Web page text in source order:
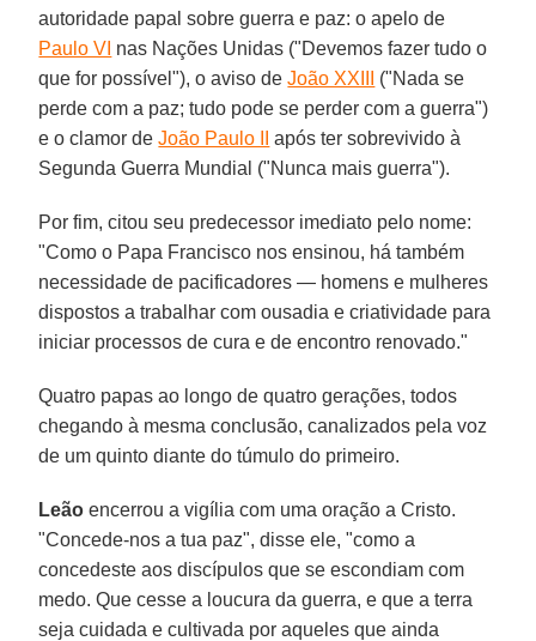
autoridade papal sobre guerra e paz: o apelo de
Paulo VI nas Nações Unidas ("Devemos fazer tudo o
que for possível"), o aviso deJoão XXIII
("Nada se
perde com a paz; tudo pode se perder com a guerra")
e o clamor deJoão Paulo II
após ter sobrevivido à
Segunda Guerra Mundial ("Nunca mais guerra").
Por fim, citou seu predecessor imediato pelo nome:
"Como o Papa Francisco nos ensinou, há também
necessidade de pacificadores — homens e mulheres
dispostos a trabalhar com ousadia e criatividade para
iniciar processos de cura e de encontro renovado."
Quatro papas ao longo de quatro gerações, todos
chegando à mesma conclusão, canalizados pela voz
de um quinto diante do túmulo do primeiro.
Leão encerrou a vigília com uma oração a Cristo.
"Concede-nos a tua paz", disse ele, "como a
concedeste aos discípulos que se escondiam com
medo. Que cesse a loucura da guerra, e que a terra
seja cuidada e cultivada por aqueles que ainda